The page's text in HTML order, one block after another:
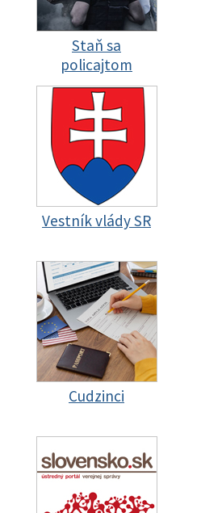
Staň sa
policajtom
Vestník vlády SR
Cudzinci